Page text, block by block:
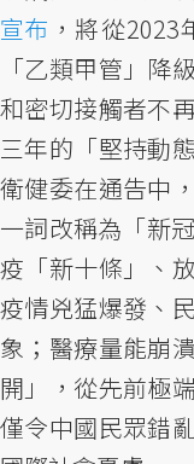
宣布 ，將從2023
「乙類甲管」降
和密切接觸者不
三年的「堅持動
衛健委在通告中
一詞改稱為「新
疫「新十條」、
疫情兇猛爆發、
象；醫療量能崩
開」，從先前極
僅令中國民眾錯